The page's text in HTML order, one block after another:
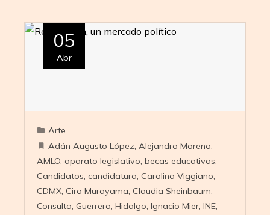
05
Abr
Arte
Adán Augusto López, Alejandro Moreno,
AMLO, aparato legislativo, becas educativas,
Candidatos, candidatura, Carolina Viggiano,
CDMX, Ciro Murayama, Claudia Sheinbaum,
Consulta, Guerrero, Hidalgo, Ignacio Mier, INE,